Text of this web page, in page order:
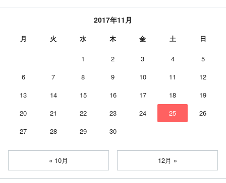
2017年11月
月 火 水 木 金 土 日
1 2 3 4
5
6
7 8 9 10 11
12
13
14 15 16 17 18
19
20
21 22 23 24 25
26
27
28 29 30
« 10月 12月 »